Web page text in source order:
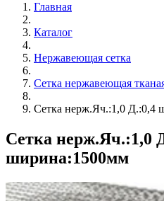
Главная
Каталог
Нержавеющая сетка
Сетка нержавеющая
Сетка нерж.Яч.:1,0 Д.:0,4
Сетка нерж.Яч.:1,0
ширина:1500мм